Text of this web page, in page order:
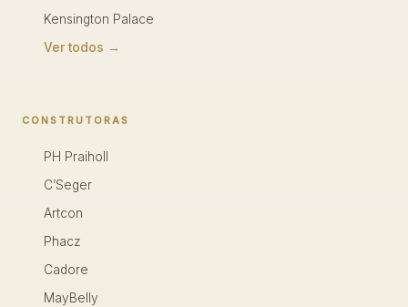
Kensington Palace
Ver todos →
CONSTRUTORAS
PH Praiholl
C’Seger
Artcon
Phacz
Cadore
MayBelly